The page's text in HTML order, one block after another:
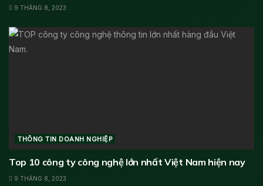
9 THÁNG 8, 2023
THÔNG TIN DOANH NGHIỆP
Top 10 công ty công nghệ lớn nhất Việt Nam hiện nay
9 THÁNG 8, 2023